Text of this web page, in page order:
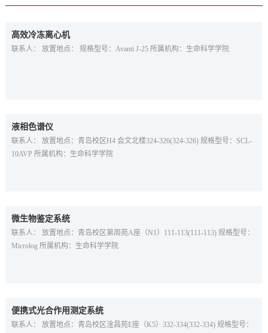
高效冷冻离心机
联系人： 放置地点： 规格型号：Avanti J-25 所属机构：生命科学学院
液相色谱仪
联系人： 放置地点：青岛校区H4 会文北楼324-326(324-326) 规格型号：SCL-
10AVP 所属机构：生命科学学院
微生物鉴定系统
联系人： 放置地点：青岛校区第周苑A座（N1）111-113(111-113) 规格型号：
Microlog 所属机构：生命科学学院
便携式光合作用测定系统
联系人： 放置地点：青岛校区淦昌苑E座（K5）332-334(332-334) 规格型号：